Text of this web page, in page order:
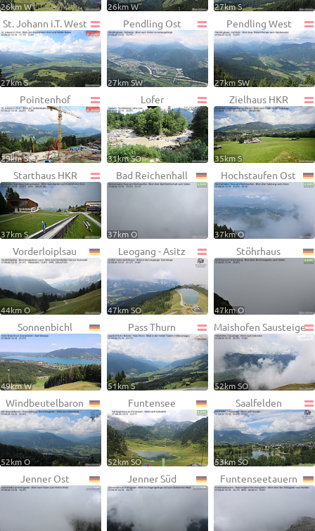
26km W 26km W 27km S
St. Johann i.T. West
27km S
Pendling Ost
27km SW
Pendling West
27km SW
Pointenhof
29km S
Lofer
31km SO
Zielhaus HKR
35km S
Starthaus HKR
37km S
Bad Reichenhall
37km O
Hochstaufen Ost
37km O
Vorderloiplsau
44km O
Leogang - Asitz
47km SO
Stöhrhaus
47km O
Sonnenbichl
49km W
Pass Thurn
51km S
Maishofen Sausteige
52km SO
Windbeutelbaron
52km O
Funtensee
52km SO
Saalfelden
53km SO
Jenner Ost Jenner Süd Funtenseetauern